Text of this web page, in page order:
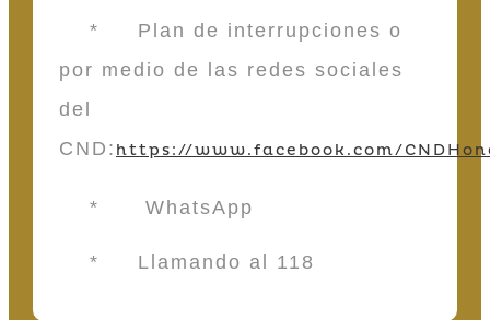
* Plan de interrupciones o
por medio de las redes sociales
del
CND: https://www.facebook.com/
* WhatsApp
* Llamando al 118